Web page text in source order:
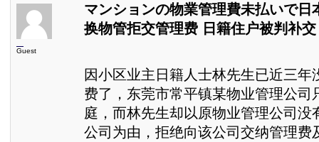
Guest
マンションの物業管理費未払いで日
换物管拒交管理费 日籍住户被判补交
因小区业主日籍人士林先生已近三年
费了，东莞市常平镇某物业管理公司
庭，而林先生却以原物业管理公司没
公司为由，拒绝向该公司交纳管理费